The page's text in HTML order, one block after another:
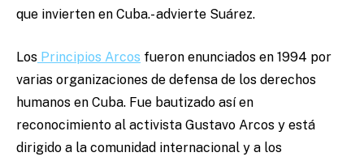
que invierten en Cuba.- advierte Suárez.
Los Principios Arcos fueron enunciados en 1994 por
varias organizaciones de defensa de los derechos
humanos en Cuba. Fue bautizado así en
reconocimiento al activista Gustavo Arcos y está
dirigido a la comunidad internacional y a los